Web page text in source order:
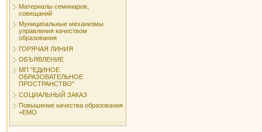
Материалы семинаров,
совещаний
Муниципальные механизмы
управления качеством
образования
ГОРЯЧАЯ ЛИНИЯ
ОБЪЯВЛЕНИЕ
МП "ЕДИНОЕ
ОБРАЗОВАТЕЛЬНОЕ
ПРОСТРАНСТВО"
СОЦИАЛЬНЫЙ ЗАКАЗ
Повышение качества образования
+ЕМО